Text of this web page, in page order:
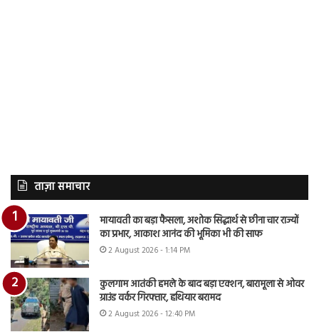
ताज़ा समाचार
मायावती का बड़ा फैसला, अशोक सिद्धार्थ से छीना चार राज्यों
का प्रभार, आकाश आनंद की भूमिका भी की साफ
2 August 2026 - 1:14 PM
कुलगाम आतंकी हमले के बाद बड़ा एक्शन, बारामूला से ओवर
ग्राउंड वर्कर गिरफ्तार, हथियार बरामद
2 August 2026 - 12:40 PM